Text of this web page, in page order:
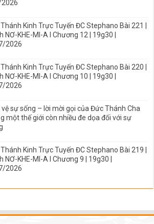
Thánh Kinh Trực Tuyến ĐC Stephano Bài 221 |
NƠ-KHE-MI-A I Chương 12 | 19g30 |
2026
Thánh Kinh Trực Tuyến ĐC Stephano Bài 220 |
NƠ-KHE-MI-A I Chương 10 | 19g30 |
2026
vệ sự sống – lời mời gọi của Đức Thánh Cha
một thế giới còn nhiều đe dọa đối với sự
Thánh Kinh Trực Tuyến ĐC Stephano Bài 219 |
NƠ-KHE-MI-A I Chương 9 | 19g30 |
2026